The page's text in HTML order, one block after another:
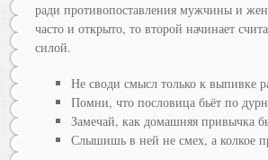
ради противопоставления мужчины и
часто и открыто, то второй начинает
силой.
Не своди смысл только к выпивке
Помни, что пословица бьёт по
Замечай, как домашняя привычка
Слышишь в ней не смех, а колкое